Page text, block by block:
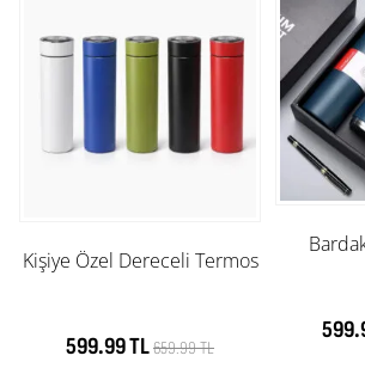
Kişiye Özel Dereceli Termos
599.99 TL659.99 TL